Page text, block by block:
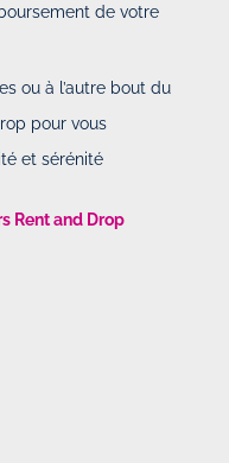
de votre
ou à l’autre bout du
pour vous
et sérénité
Rent and Drop